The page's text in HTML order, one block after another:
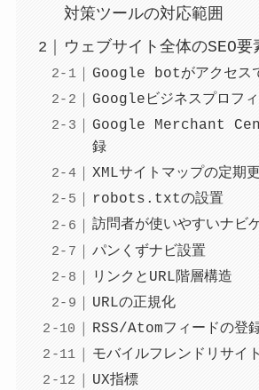
対策ツールの対応範囲
ウェブサイト全体のSEO要
Google botがアクセス
Googleビジネスプロフ
Google Merchant
録
XMLサイトマップの定期
robots.txtの設置
訪問者が使いやすいナビ
パンくずナビ設置
リンクとURL階層構造
URLの正規化
RSS/Atomフィードの登
モバイルフレンドリサイト
UX指標